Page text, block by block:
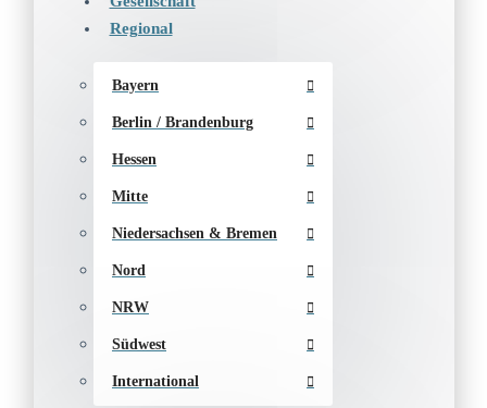
Regional
Bayern
Berlin / Brandenburg
Hessen
Mitte
Niedersachsen & Bremen
Nord
NRW
Südwest
International